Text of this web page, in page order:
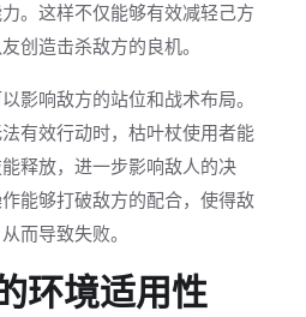
。这样不仅能够有效减轻己方
创造击杀敌方的良机。
影响敌方的站位和战术布局。
有效行动时，枯叶杖使用者能
释放，进一步影响敌人的决
能够打破敌方的配合，使得敌
而导致失败。
环境适用性